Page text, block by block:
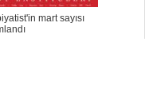
mart sayısı